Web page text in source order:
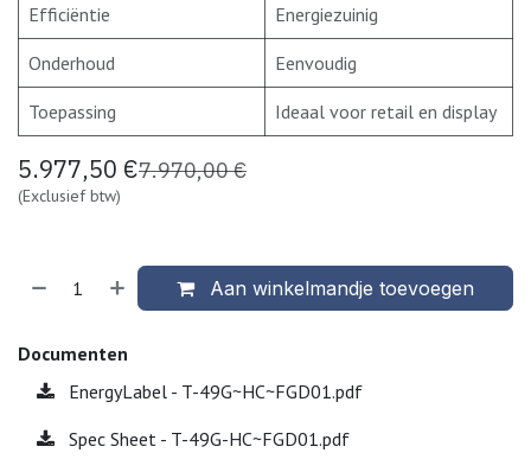
Efficiëntie Energiezuinig
Onderhoud Eenvoudig
Toepassing Ideaal voor retail en display
5.977,50 €7.970,00€
(Exclusief btw)
Aan winkelmandje toevoegen
Documenten
EnergyLabel - T-49G~HC~FGD01.pdf
Spec Sheet - T-49G-HC~FGD01.pdf